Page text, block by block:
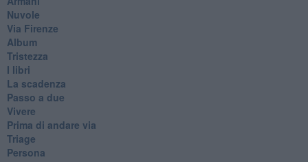
Nuvole
Via Firenze
Album
Tristezza
I libri
La scadenza
Passo a due
Vivere
Prima di andare via
Triage
Persona